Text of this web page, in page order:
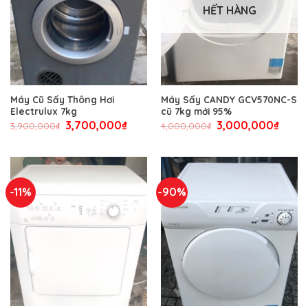
Máy Cũ Sấy Thông Hơi
Electrulux 7kg
3,900,000₫ 3,700,000₫
HẾT HÀNG
Máy Sấy CANDY GCV570NC-S
cũ 7kg mới 95%
4,000,000₫ 3,000,000₫
-11% -90%